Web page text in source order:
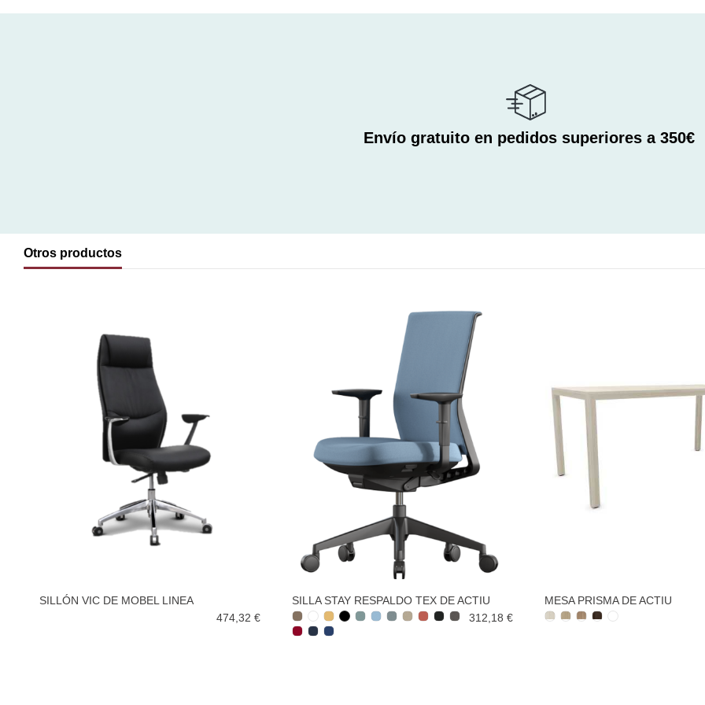
Envío gratuito en pedidos superiores a 350€
Otros productos
SILLÓN VIC DE MOBEL LINEA
474,32 €
SILLA STAY RESPALDO TEX DE ACTIU
312,18 €
MESA PRISMA DE ACTIU